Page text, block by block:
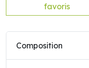
favoris
Composition